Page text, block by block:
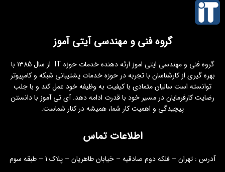
گروه فنی و مهندسی آیتی آموز
گروه فنی و مهندسی ایتی اموز ارئه دهنده خدمات حوزه IT از سال 1385 با
بهره گیری از کارشناسان با تجربه در حوزه خدمات پشتیبانی شبکه و کامپیوتر
توانسته است سالیان متمادی با کیفیت به وظیفه خود عمل کند و با جلب
رضایت کارفرمایان در مسیر خود با قدرت ادامه دهد. آی تی آموز با دانستن
پیچیدگی و اهمیت کار شما، همیشه در کنار شماست.
اطلاعات تماس
آدرس : تهران – فلکه دوم صادقیه – خیابان طاهریان – پلاک 1 – طبقه سوم